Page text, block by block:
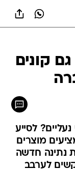
קונים
לסייע
מוצרים
נתינה חדשה
לערבב